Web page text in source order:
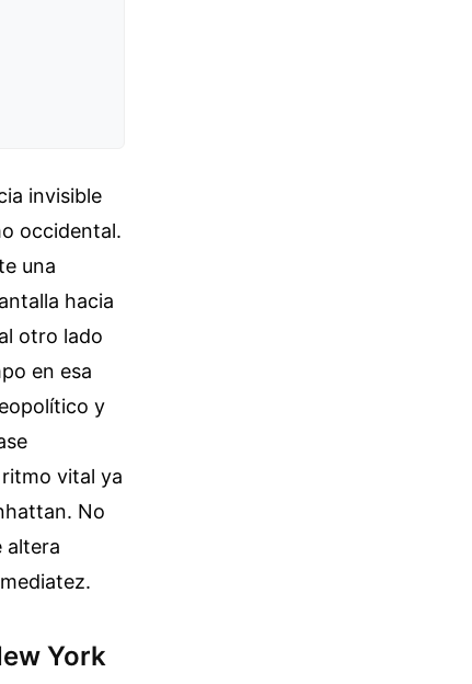
invisible
occidental.
una
hacia
otro lado
en esa
y
vital ya
No
altera
York